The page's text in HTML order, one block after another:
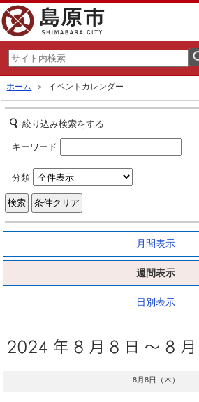
ホーム ＞ イベントカレンダー
絞り込み検索をする
キーワード
分類
月間表示
週間表示
日別表示
8月8日（木）